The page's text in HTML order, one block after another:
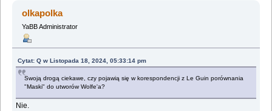
olkapolka
YaBB Administrator
Cytat: Q w Listopada 18, 2024, 05:33:14 pm
Swoją drogą ciekawe, czy pojawią się w korespondencji z Le Guin porównania
"Maski" do utworów Wolfe'a?
Nie.